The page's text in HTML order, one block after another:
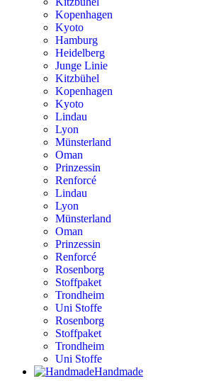
Kopenhagen
Kyoto
Hamburg
Heidelberg
Junge Linie
Kitzbühel
Kopenhagen
Kyoto
Lindau
Lyon
Münsterland
Oman
Prinzessin
Renforcé
Lindau
Lyon
Münsterland
Oman
Prinzessin
Renforcé
Rosenborg
Stoffpaket
Trondheim
Uni Stoffe
Rosenborg
Stoffpaket
Trondheim
Uni Stoffe
Handmade